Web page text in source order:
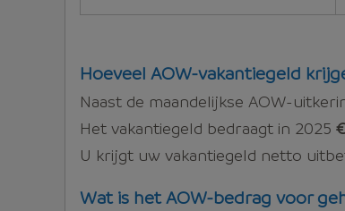
Hoeveel AOW-vakantiegeld
Naast de maandelijkse AOW-
Het vakantiegeld bedraagt in 2025
U krijgt uw vakantiegeld netto
Wat is het AOW-bedrag voor